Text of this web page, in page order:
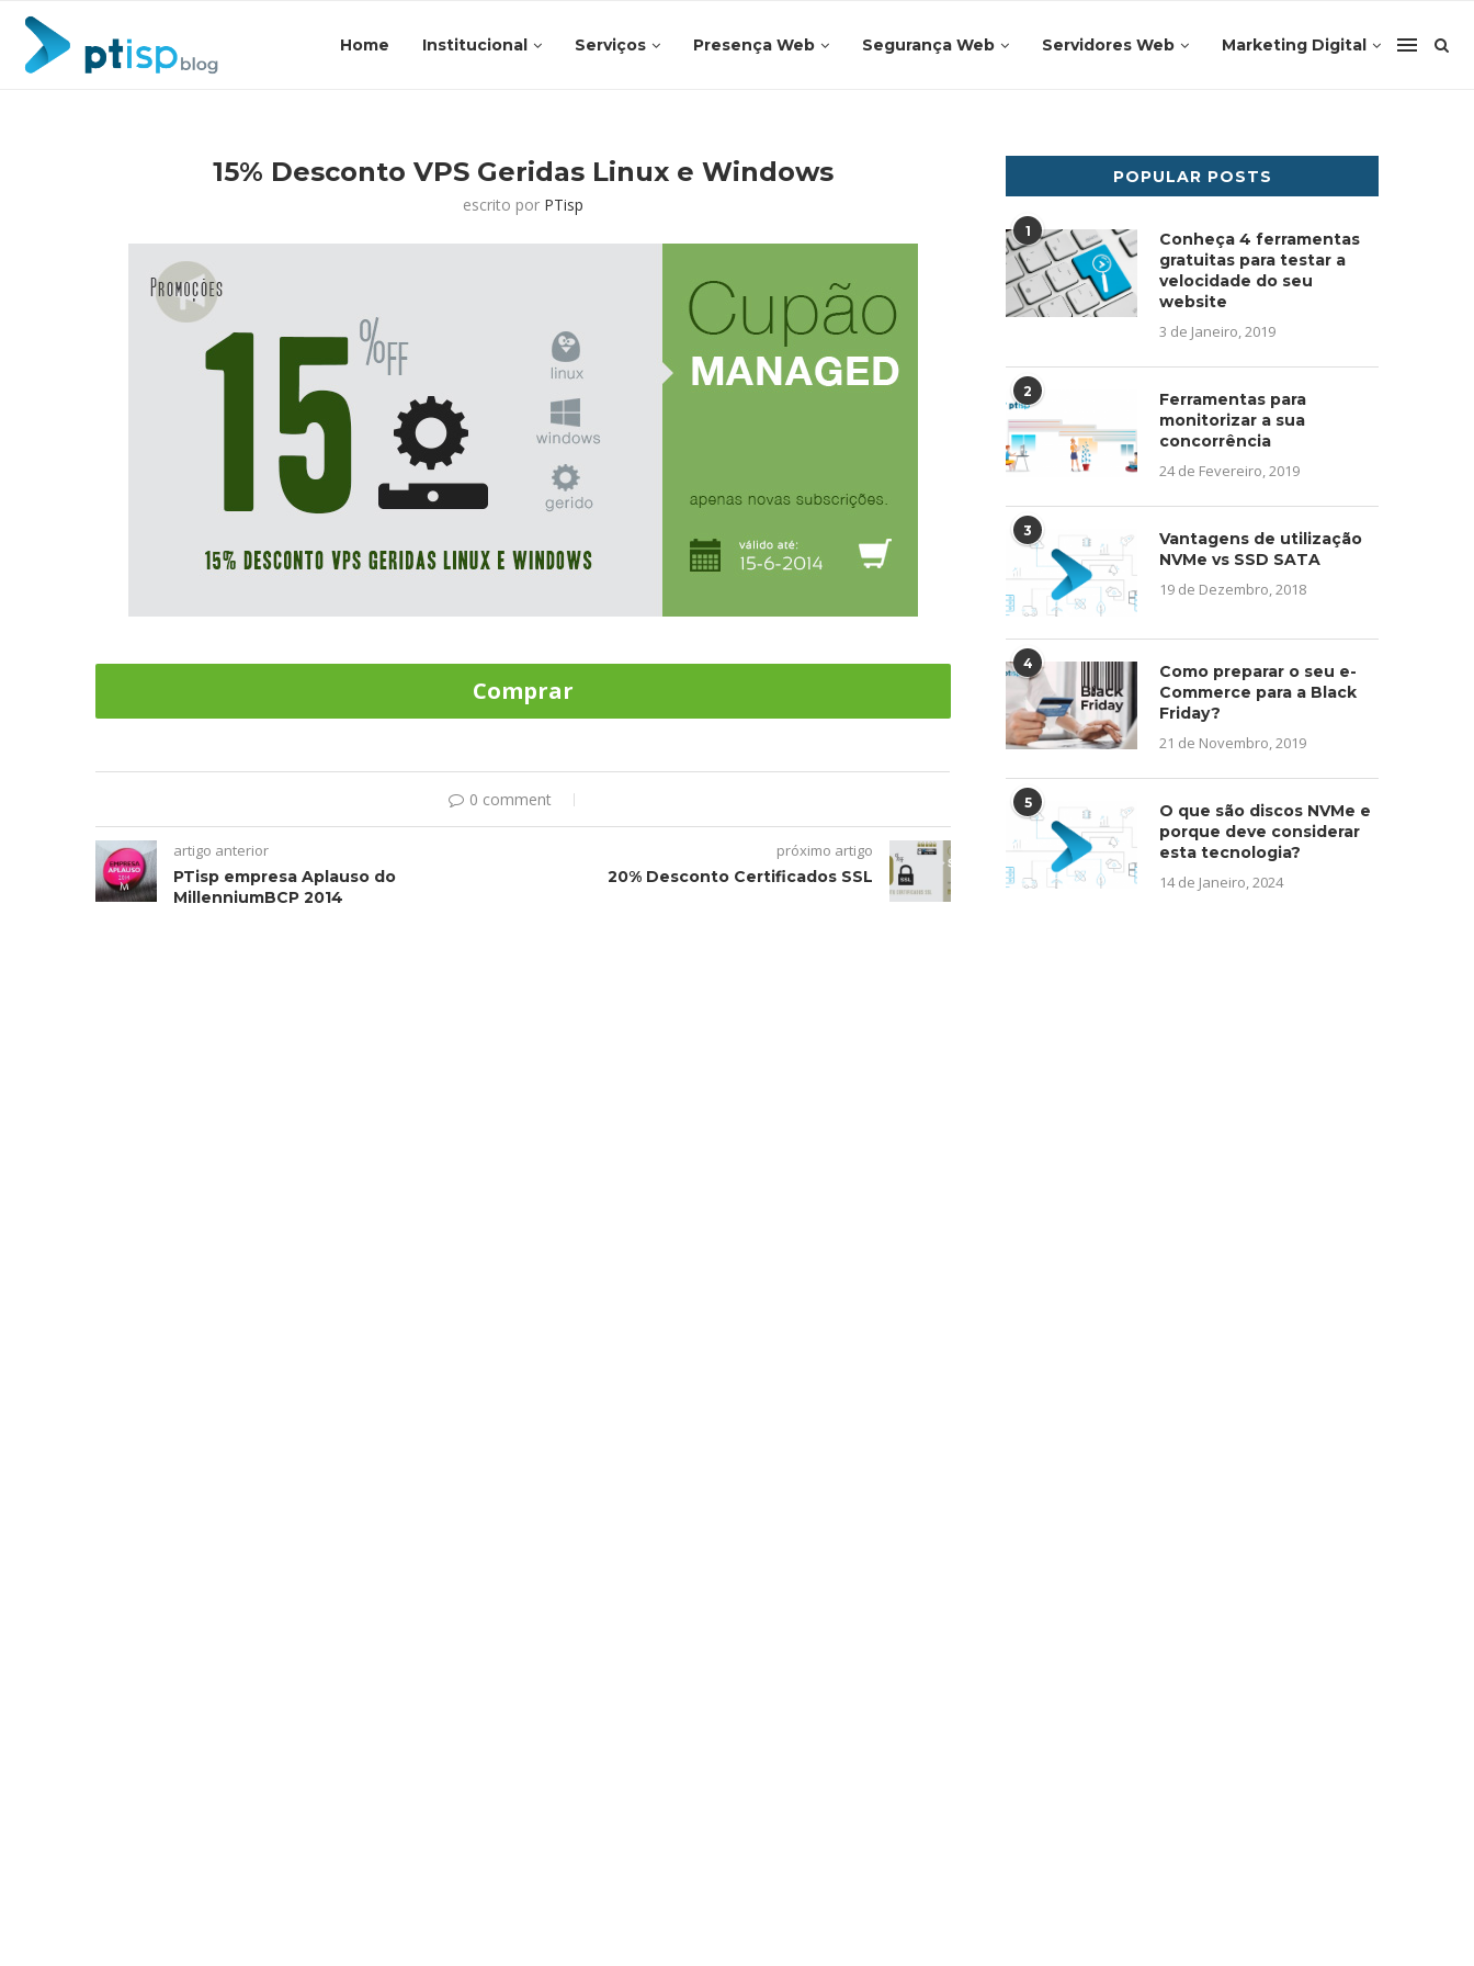
Home Institucional Serviços Presença Web Segurança Web Servidores Web Marketing Digital
15% Desconto VPS Geridas Linux e Windows
escrito por PTisp
Comprar
0 comment
artigo anterior
PTisp empresa Aplauso do
MillenniumBCP 2014
próximo artigo
20% Desconto Certificados SSL
POPULAR POSTS
1
Conheça 4 ferramentas
gratuitas para testar a
velocidade do seu
website
3 de Janeiro, 2019
2
Ferramentas para
monitorizar a sua
concorrência
24 de Fevereiro, 2019
3
Vantagens de utilização
NVMe vs SSD SATA
19 de Dezembro, 2018
4
Como preparar o seu e-
Commerce para a Black
Friday?
21 de Novembro, 2019
5
O que são discos NVMe e
porque deve considerar
esta tecnologia?
14 de Janeiro, 2024